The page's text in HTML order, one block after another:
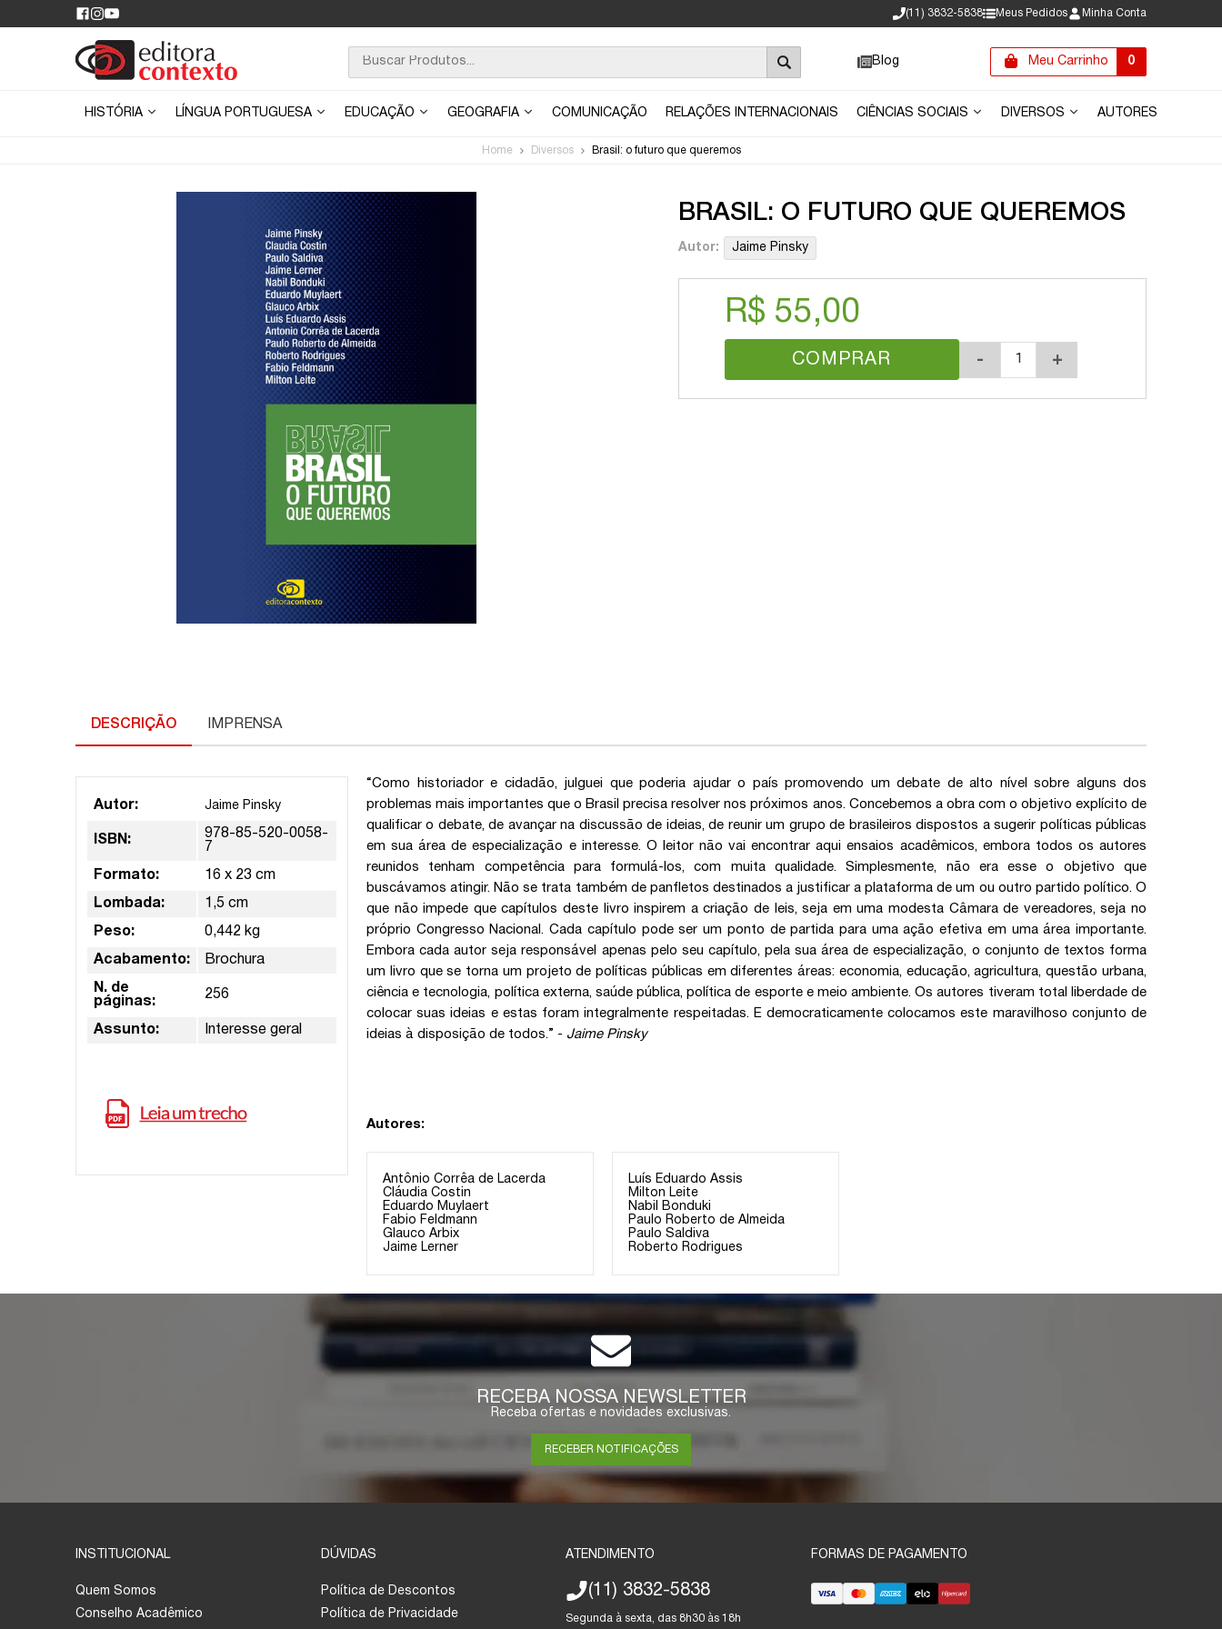
(11) 3832-5838 Meus Pedidos Minha Conta
Blog Meu Carrinho 0
HISTÓRIA LÍNGUA PORTUGUESA EDUCAÇÃO GEOGRAFIA COMUNICAÇÃO RELAÇÕES INTERNACIONAIS CIÊNCIAS SOCIAIS DIVERSOS AUTORES
Home Diversos Brasil: o futuro que queremos
BRASIL: O FUTURO QUE QUEREMOS
Autor: Jaime Pinsky
R$ 55,00
COMPRAR - +
DESCRIÇÃO IMPRENSA
Autor: Jaime Pinsky
ISBN:
978-85-520-0058-
7
Formato: 16 x 23 cm
Lombada: 1,5 cm
Peso: 0,442 kg
Acabamento: Brochura
N. de
páginas:
256
Assunto: Interesse geral
“Como historiador e cidadão, julguei que poderia ajudar o país promovendo um debate de alto nível sobre alguns dos
problemas mais importantes que o Brasil precisa resolver nos próximos anos. Concebemos a obra com o objetivo explícito de
qualificar o debate, de avançar na discussão de ideias, de reunir um grupo de brasileiros dispostos a sugerir políticas públicas
em sua área de especialização e interesse. O leitor não vai encontrar aqui ensaios acadêmicos, embora todos os autores
reunidos tenham competência para formulá-los, com muita qualidade. Simplesmente, não era esse o objetivo que
buscávamos atingir. Não se trata também de panfletos destinados a justificar a plataforma de um ou outro partido político. O
que não impede que capítulos deste livro inspirem a criação de leis, seja em uma modesta Câmara de vereadores, seja no
próprio Congresso Nacional. Cada capítulo pode ser um ponto de partida para uma ação efetiva em uma área importante.
Embora cada autor seja responsável apenas pelo seu capítulo, pela sua área de especialização, o conjunto de textos forma
um livro que se torna um projeto de políticas públicas em diferentes áreas: economia, educação, agricultura, questão urbana,
ciência e tecnologia, política externa, saúde pública, política de esporte e meio ambiente. Os autores tiveram total liberdade de
colocar suas ideias e estas foram integralmente respeitadas. E democraticamente colocamos este maravilhoso conjunto de
ideias à disposição de todos.” - Jaime Pinsky
Autores:
Antônio Corrêa de Lacerda
Cláudia Costin
Eduardo Muylaert
Fabio Feldmann
Glauco Arbix
Jaime Lerner
Luís Eduardo Assis
Milton Leite
Nabil Bonduki
Paulo Roberto de Almeida
Paulo Saldiva
Roberto Rodrigues
RECEBA NOSSA NEWSLETTER
Receba ofertas e novidades exclusivas.
RECEBER NOTIFICAÇÕES
INSTITUCIONAL
Quem Somos
Conselho Acadêmico
DÚVIDAS
Política de Descontos
Política de Privacidade
ATENDIMENTO
(11) 3832-5838
Segunda à sexta, das 8h30 às 18h
FORMAS DE PAGAMENTO